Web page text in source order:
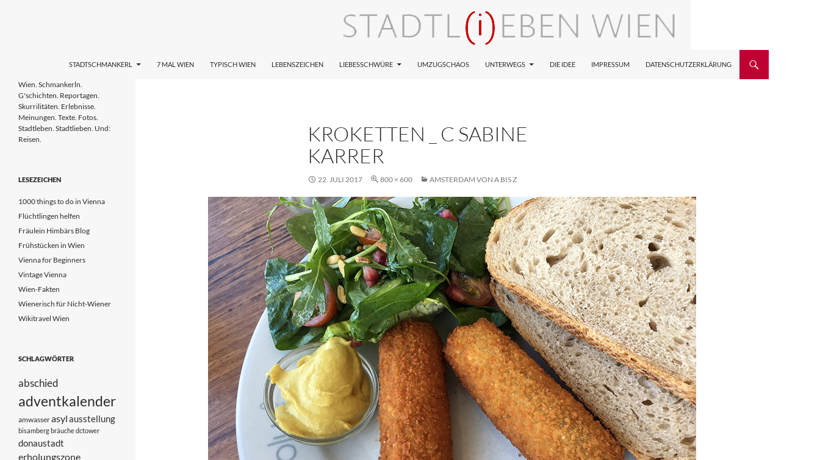
STADTL(i)EBEN WIEN
STADTSCHMANKERL 7 MAL WIEN TYPISCH WIEN LEBENSZEICHEN LIEBESSCHWÜRE UMZUGSCHAOS UNTERWEGS DIE IDEE IMPRESSUM DATENSCHUTZERKLÄRUNG
KROKETTEN _ C SABINE
KARRER
22. JULI 2017 800 × 600 AMSTERDAM VON A BIS Z
Wien. Schmankerln. G'schichten.
Reportagen. Skurrilitäten.
Erlebnisse. Meinungen. Tipps. Texte.
Fotos. Stadtleben & Stadtlieben.
Wien. Schmankerln.
G'schichten. Reportagen.
Skurrilitäten. Erlebnisse.
Meinungen. Texte. Fotos.
Stadtleben. Stadtlieben. Und:
Reisen.
LESEZEICHEN
1000 things to do in Vienna
Flüchtlingen helfen
Fräulein Himbärs Blog
Frühstücken in Wien
Vienna for Beginners
Vintage Vienna
Wien-Fakten
Wienerisch für Nicht-Wiener
Wikitravel Wien
SCHLAGWÖRTER
abschied
adventkalender
amwasserasylausstellung
bisambergbräuchedctower
donaustadt
erholungszone